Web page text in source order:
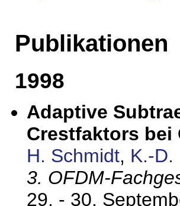
Publikationen
1998
Adaptive
Crestfaktors bei
H. Schmidt, K.-D.
3. OFDM-
29. - 30.